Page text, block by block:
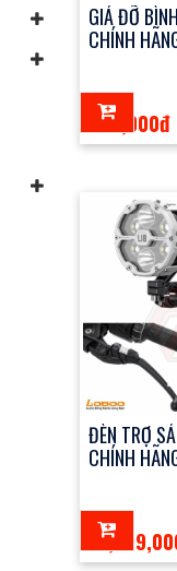
GIÁ ĐỠ
CHÍNH
850,000đ
ĐÈN TRỢ
CHÍNH